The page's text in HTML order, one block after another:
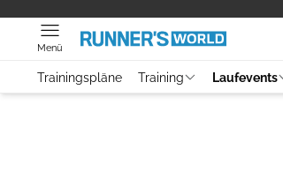
Menü
Trainingspläne Training Laufevents